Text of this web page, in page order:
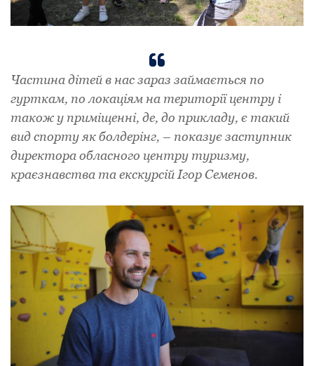
Частина дітей в нас зараз займається по
гурткам, по локаціям на території центру і
також у приміщенні, де, до прикладу, є такий
вид спорту як болдерінг, – показує заступник
директора обласного центру туризму,
краєзнавства та екскурсій Ігор Семенов.